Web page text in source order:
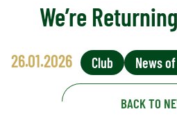
We’re
26.01.2026 Club News
BACK TO